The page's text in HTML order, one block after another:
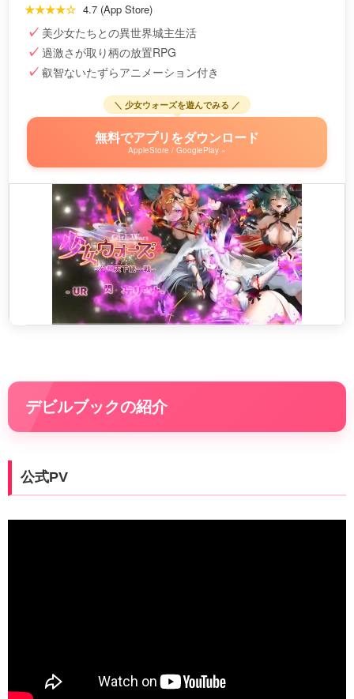
★★★★☆ 4.7 (App Store)
美少女たちとの異世界城主生活
過激さが取り柄の放置RPG
叡智ないたずらアニメーション付き
＼ 少女ウォーズを遊んでみる ／
無料でアプリをダウンロード
AppleStore / GooglePlay »
デビルブックの紹介
公式PV